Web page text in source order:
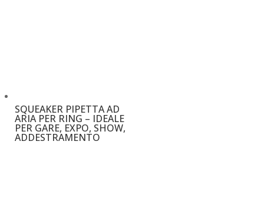
SQUEAKER PIPETTA AD
ARIA PER RING – IDEALE
PER GARE, EXPO, SHOW,
ADDESTRAMENTO